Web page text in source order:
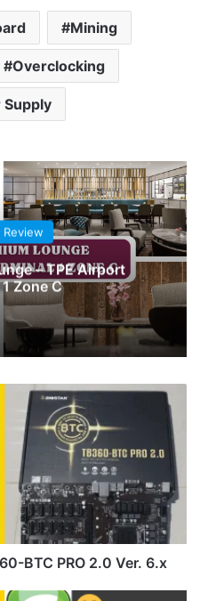
Mining
Overclocking
VLOG
Romantic
to Saga) 🚂
BTC PRO 2.0 Ver. 6.x